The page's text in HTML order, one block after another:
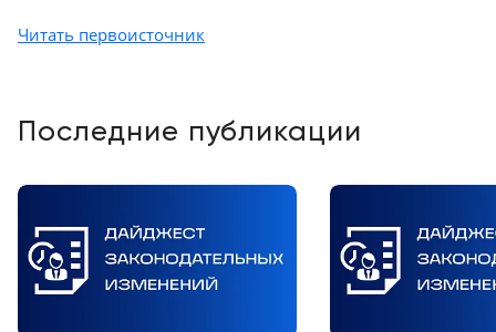
Читать первоисточник
Последние публикации